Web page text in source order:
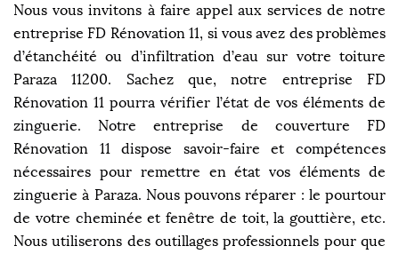
Nous vous invitons à faire appel aux services de notre
entreprise FD Rénovation 11, si vous avez des problèmes
d’étanchéité ou d’infiltration d’eau sur votre toiture
Paraza 11200. Sachez que, notre entreprise FD
Rénovation 11 pourra vérifier l’état de vos éléments de
zinguerie. Notre entreprise de couverture FD
Rénovation 11 dispose savoir-faire et compétences
nécessaires pour remettre en état vos éléments de
zinguerie à Paraza. Nous pouvons réparer : le pourtour
de votre cheminée et fenêtre de toit, la gouttière, etc.
Nous utiliserons des outillages professionnels pour que